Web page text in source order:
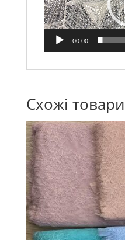
00:00
Схожі товари